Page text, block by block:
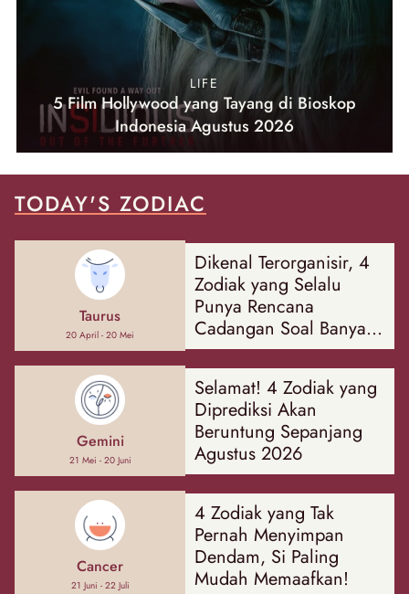
LIFE
5 Film Hollywood yang Tayang di Bioskop
Indonesia Agustus 2026
TODAY'S ZODIAC
Taurus
20 April - 20 Mei
Dikenal Terorganisir, 4
Zodiak yang Selalu
Punya Rencana
Cadangan Soal Banyak
Hal
Gemini
21 Mei - 20 Juni
Selamat! 4 Zodiak yang
Diprediksi Akan
Beruntung Sepanjang
Agustus 2026
Cancer
21 Juni - 22 Juli
4 Zodiak yang Tak
Pernah Menyimpan
Dendam, Si Paling
Mudah Memaafkan!